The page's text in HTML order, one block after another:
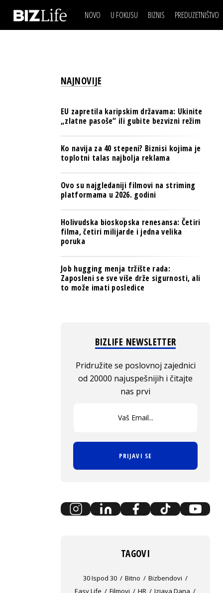
NOVO U FOKUSU BIZNIS
BANKE
OSIGURANJE
TECH I AI
BIZNIS & SPORT
PULS REGIONA
NOVO NA RAFU
PREDUZETNIŠTVO
IZJAVA DANABIZNIS SCENA
OSIGURANJE
TECH I AI
PULS REGIONA
NAJNOVIJE
EU zapretila karipskim državama: Ukinite
„zlatne pasoše“ ili gubite bezvizni režim
Ko navija za 40 stepeni? Biznisi kojima je
toplotni talas najbolja reklama
Ovo su najgledaniji filmovi na striming
platformama u 2026. godini
Holivudska bioskopska renesansa: Četiri
filma, četiri milijarde i jedna velika
poruka
Job hugging menja tržište rada:
Zaposleni se sve više drže sigurnosti, ali
to može imati posledice
BIZLIFE NEWSLETTER
Pridružite se poslovnoj zajednici
od 20000 najuspešnijih i čitajte
nas prvi
PRIJAVI SE
TAGOVI
30 Ispod 30 Bitno
Bizbendovi
Easy Life
Filmovi HR
Izjava Dana